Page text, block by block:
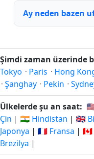
Ay neden bazen
Şimdi zaman üzerinde
Tokyo · Paris · Hong
· Şanghay · Pekin ·
Ülkelerde şu an saat:
Çin | 🇮🇳 Hindistan | 🇬🇧
Japonya | 🇫🇷 Fransa | 🇨🇦
Brezilya |